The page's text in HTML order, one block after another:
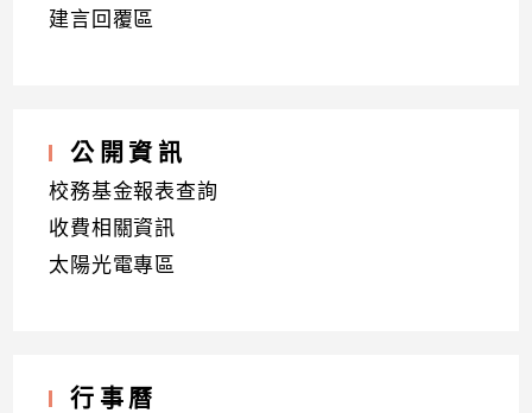
建言回覆區
公開資訊
校務基金報表查詢
收費相關資訊
太陽光電專區
行事曆